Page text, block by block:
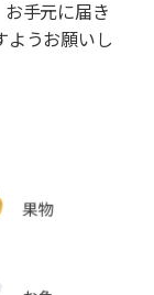
手元に届き
ようお願いし